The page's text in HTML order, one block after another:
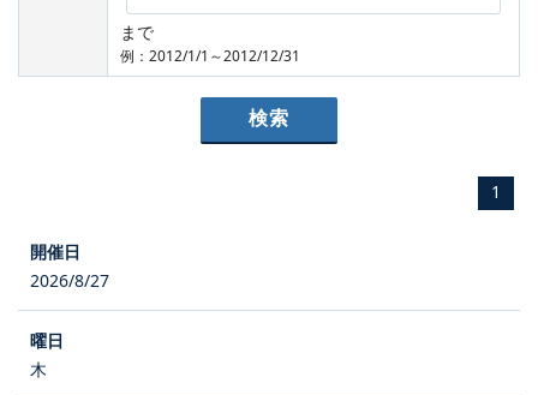
まで
例：2012/1/1～2012/12/31
1
2026/8/27
木